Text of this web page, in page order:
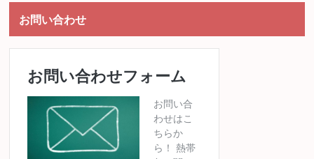
お問い合わせ